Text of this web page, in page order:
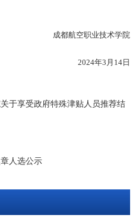
成都航空职业技术学院
2024年3月14日
于享受政府特殊津贴人员推荐结
人选公示